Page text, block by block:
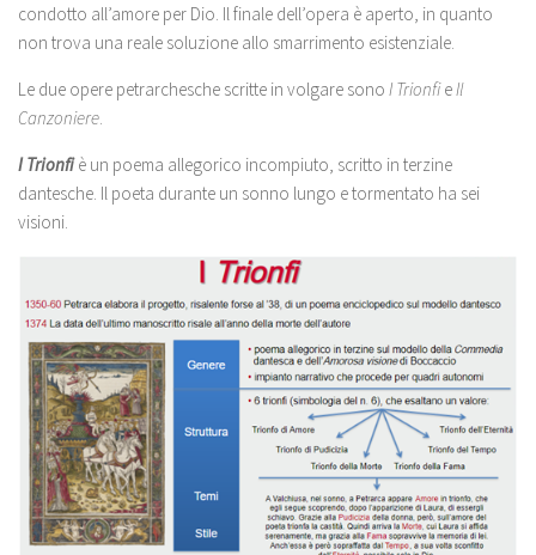
condotto all’amore per Dio. Il finale dell’opera è aperto, in quanto
non trova una reale soluzione allo smarrimento esistenziale.
Le due opere petrarchesche scritte in volgare sono I TrionfieIl
Canzoniere
I Trionfiè un poema allegorico incompiuto, scritto in terzine
dantesche. Il poeta durante un sonno lungo e tormentato ha sei
visioni.